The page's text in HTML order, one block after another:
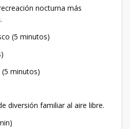
nocturna más
(5 minutos)
(5 minutos)
diversión familiar al aire libre.